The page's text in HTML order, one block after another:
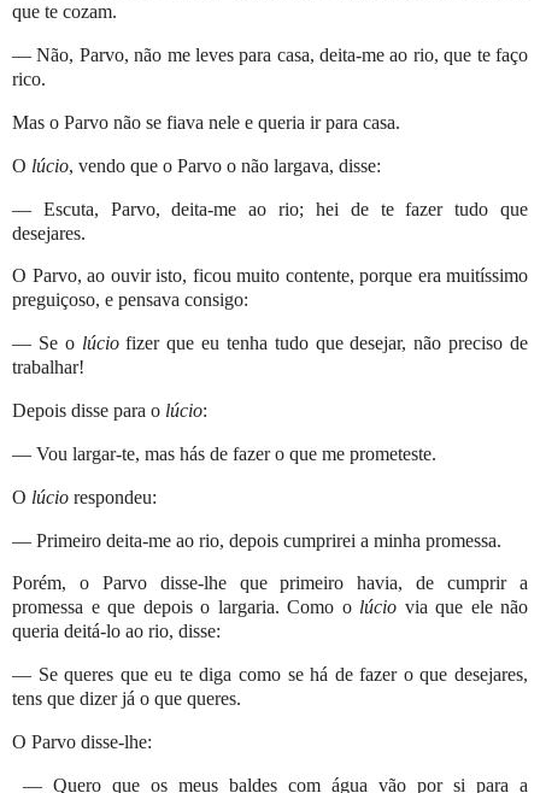
que te cozam.
— Não, Parvo, não me leves para casa, deita-me ao rio, que te faço
rico.
Mas o Parvo não se fiava nele e queria ir para casa.
O lúcio, vendo que o Parvo o não largava, disse:
— Escuta, Parvo, deita-me ao rio; hei de te fazer tudo que
desejares.
O Parvo, ao ouvir isto, ficou muito contente, porque era muitíssimo
preguiçoso, e pensava consigo:
— Se o lúciofizer que eu tenha tudo que desejar, não preciso de
trabalhar!
Depois disse para o lúcio:
— Vou largar-te, mas hás de fazer o que me prometeste.
O lúcio respondeu:
— Primeiro deita-me ao rio, depois cumprirei a minha promessa.
Porém, o Parvo disse-lhe que primeiro havia, de cumprir a
promessa e que depois o largaria. Como o lúcio via que ele não
queria deitá-lo ao rio, disse:
— Se queres que eu te diga como se há de fazer o que desejares,
tens que dizer já o que queres.
O Parvo disse-lhe:
— Quero que os meus baldes com água vão por si para a